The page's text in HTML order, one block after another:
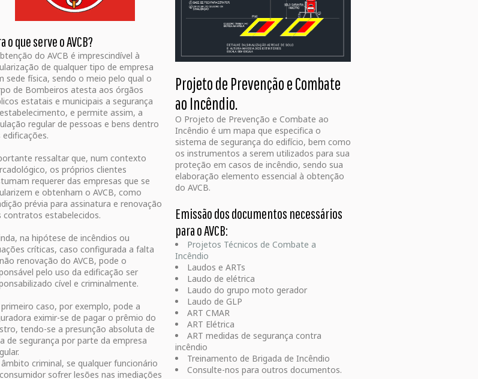
o que serve o AVCB?
do AVCB é imprescindível à
de qualquer tipo de empresa
sede física, sendo o meio pelo qual o
de Bombeiros atesta aos órgãos
estatais e municipais a segurança
e permite assim, a
regular de pessoas e bens dentro
edificações.
ressaltar que, num contexto
os próprios clientes
requerer das empresas que se
e obtenham o AVCB, como
prévia para assinatura e renovação
contratos estabelecidos.
na hipótese de incêndios ou
críticas, caso configurada a falta
renovação do AVCB, pode o
pelo uso da edificação ser
cível e criminalmente.
caso, por exemplo, pode a
eximir-se de pagar o prêmio do
tendo-se a presunção absoluta de
de segurança por parte da empresa
criminal, se qualquer funcionário
sofrer lesões nas imediações
Projeto de Prevenção e Combate
ao Incêndio.
O Projeto de Prevenção e Combate ao
Incêndio é um mapa que especifica o
sistema de segurança do edifício, bem como
os instrumentos a serem utilizados para sua
proteção em casos de incêndio, sendo sua
elaboração elemento essencial à obtenção
do AVCB.
Emissão dos documentos necessários
para o AVCB:
Projetos Técnicos de Combate a
Incêndio
Laudos e ARTs
Laudo de elétrica
Laudo do grupo moto gerador
Laudo de GLP
ART CMAR
ART Elétrica
ART medidas de segurança contra
incêndio
Treinamento de Brigada de Incêndio
Consulte-nos para outros documentos.